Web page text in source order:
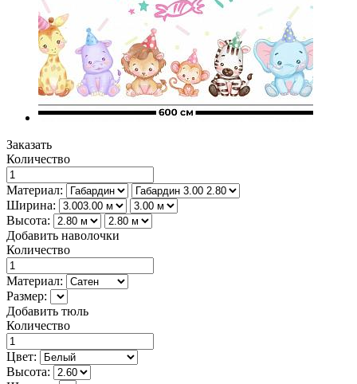
Заказать
Количество
Материал:
Ширина:
Высота:
Добавить наволочки
Количество
Материал:
Размер:
Добавить тюль
Количество
Цвет:
Высота: